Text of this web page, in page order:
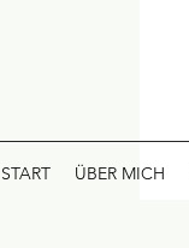
START ÜBER MICH